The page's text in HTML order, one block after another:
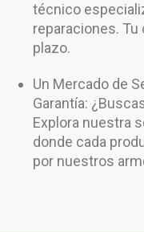
técnico
reparaciones. Tu
plazo.
Un Mercado de
Garantía:
Explora nuestra
donde cada
por nuestros